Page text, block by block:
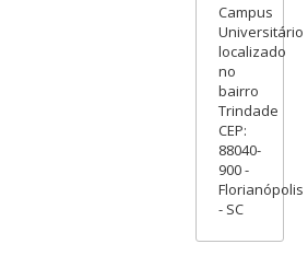
Campus
Universitário
localizado
no
bairro
Trindade
CEP:
88040-
900 -
Florianópolis
- SC